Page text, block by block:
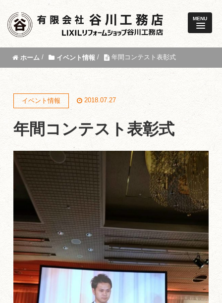
MENU
ホーム / イベント情報 / 年間コンテスト表彰式
イベント情報 2018.07.27
年間コンテスト表彰式